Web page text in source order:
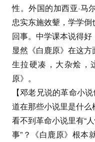
性。外国的加西亚·马
忠实东施效颦，学学
回事。中学课本说得好
显然《白鹿原》在这方
生拉硬凑，大杂烩，
原》。
【邓老兄说的革命小
道在那些小说里是什
看不到革命小说里有“
事”？《白鹿原》根本